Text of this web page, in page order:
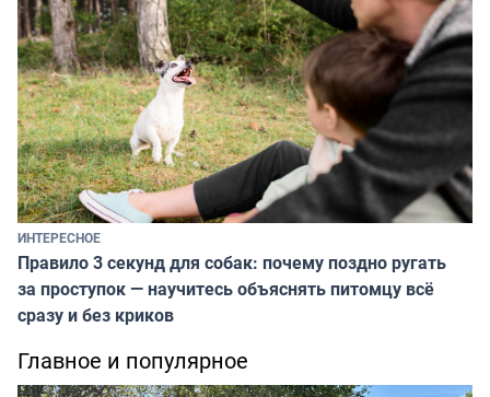
ИНТЕРЕСНОЕ
Правило 3 секунд для собак: почему поздно ругать
за проступок — научитесь объяснять питомцу всё
сразу и без криков
Главное и популярное